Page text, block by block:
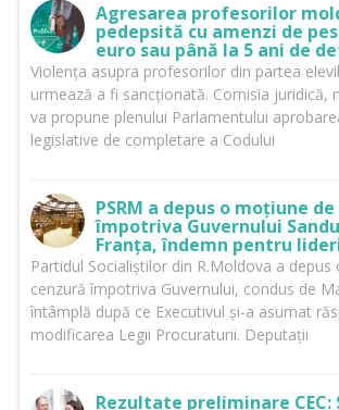
Agresarea profesorilor
pedepsită cu amenzi de
euro sau până la 5 ani de
Violența asupra profesorilor din partea
urmează a fi sancționată. Comisia juridică,
va propune plenului Parlamentului
legislative de completare a Codului
PSRM a depus o moțiune
împotriva Guvernului
Franța, îndemn pentru
Partidul Socialiștilor din R.Moldova a
cenzură împotriva Guvernului, condus de
întâmplă după ce Executivul și-a asumat
modificarea Legii Procuraturii. Deputații
Rezultate preliminare CEC: